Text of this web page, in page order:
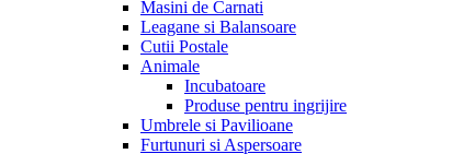
Masini de Carnati
Leagane si Balansoare
Cutii Postale
Animale
Incubatoare
Produse pentru ingrijire
Umbrele si Pavilioane
Furtunuri si Aspersoare